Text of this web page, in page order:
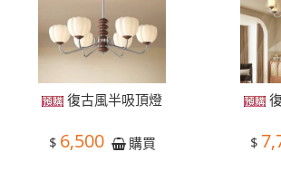
復古風半吸頂燈
$ 6,500 購買 $